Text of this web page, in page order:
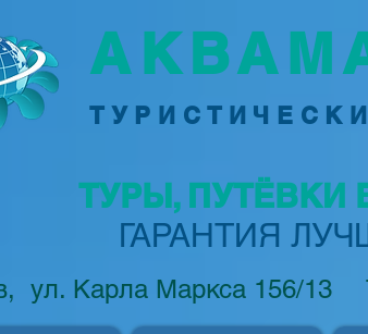
ТУРЫ, ПУТЁВКИ
ГАРАНТИЯ
ул. Карла Маркса 156/13